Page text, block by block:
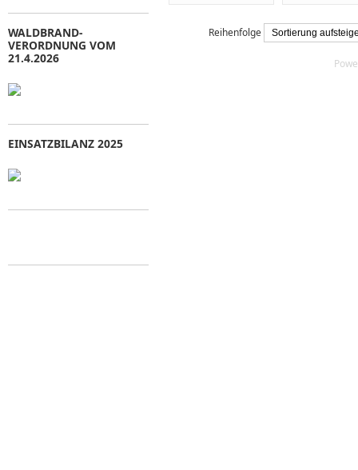
Reihenfolge
WALDBRAND-
VERORDNUNG VOM
21.4.2026
EINSATZBILANZ 2025